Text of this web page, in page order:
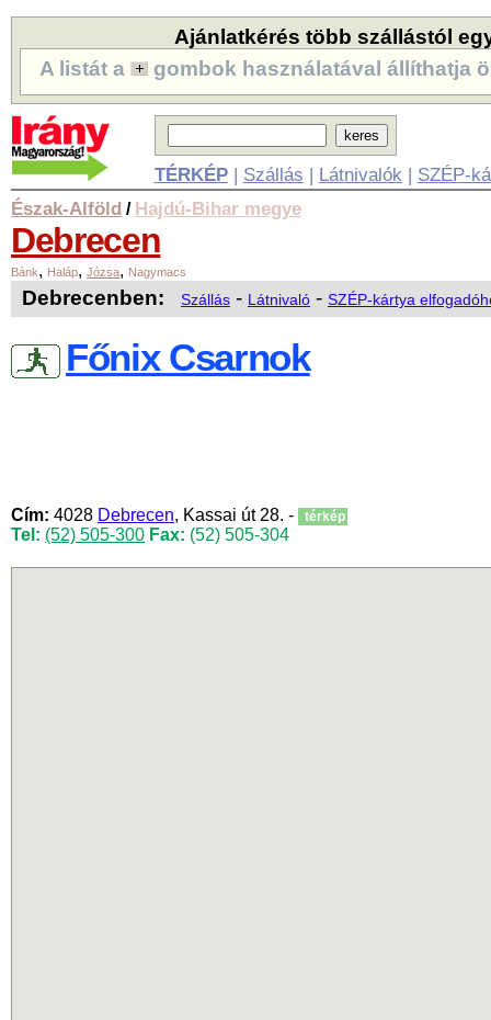
Ajánlatkérés több szállástól
A listát a
gombok használatával állíthatja
TÉRKÉP| Szállás | Látnivalók | SZÉP-
Észak-Alföld / Hajdú-Bihar megye
Debrecen
Bánk, Haláp, Józsa, Nagymacs
Debrecenben: Szállás - Látnivaló - SZÉP-kártya
Főnix Csarnok
Cím: 4028 Debrecen, Kassai út 28. - térkép
Tel: (52) 505-300 Fax: (52) 505-304